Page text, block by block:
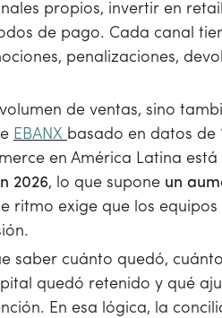
propios, invertir en
de pago. Cada canal
penalizaciones,
de ventas, sino
EBANX basado en datos de
en América Latina
2026, lo que supone un
ritmo exige que los
saber cuánto quedó,
quedó retenido y qué
En esa lógica, la